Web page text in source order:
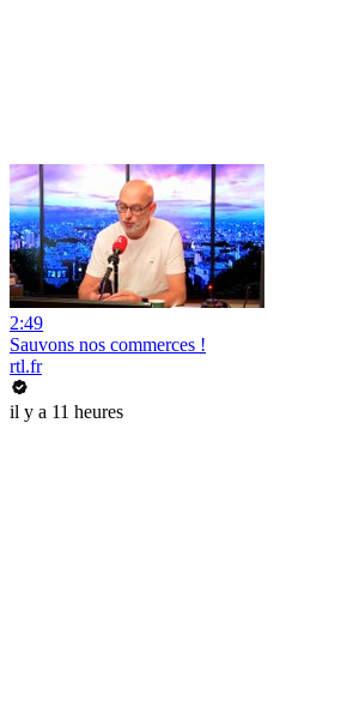
2:49
Sauvons nos commerces !
rtl.fr
il y a 11 heures